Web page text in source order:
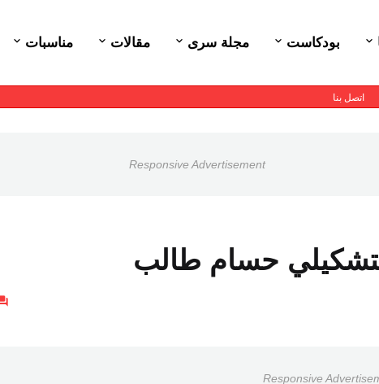
بودكاست مجلة سرى مقالات مناسبات
اتصل بنا
Responsive Advertisement
حسام طالب
Responsive